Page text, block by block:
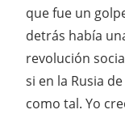
que fue un
detrás había
revolución
si en la Rusia
como tal. Yo